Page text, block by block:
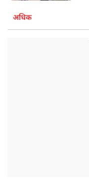
अधिक